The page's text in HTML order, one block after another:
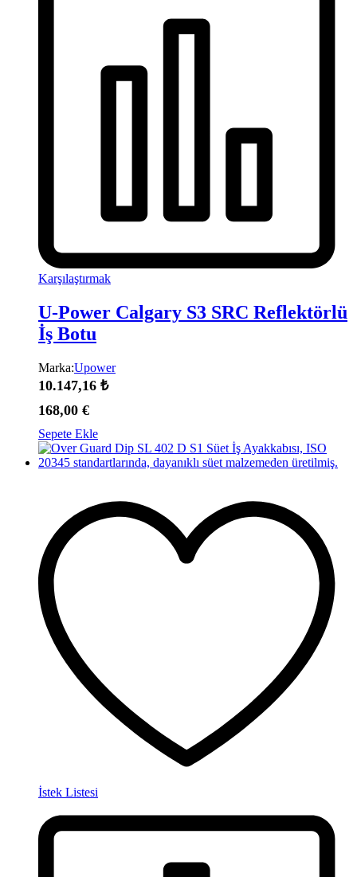
Karşılaştırmak
U-Power Calgary S3 SRC Reflektörlü
İş Botu
Marka:Upower
10.147,16 ₺
168,00 €
Sepete Ekle
İstek Listesi